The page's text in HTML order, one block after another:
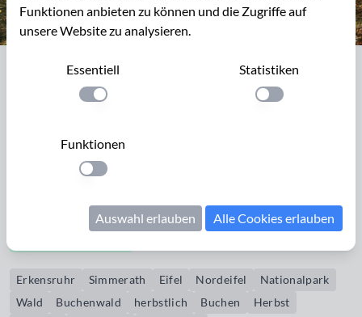
Herbstlicher Buchenwald bei
Erkensruhr
Hauptstraße tragen den Namen Erkensruhr. Der Ort ist
umgeben von Wäldern des Nationalparks Eifel.
Erkensruhr Simmerath Eifel Nordeifel
Nationalpark
Wald
Buchenwald herbstlich Buchen
Herbst
Funktionen anbieten zu können und die Zugriffe auf
unsere Website zu analysieren.
Essentiell
Einstellung anwenden
Statistiken
Einstellung
Funktionen
Einstellung anwenden
Auswahl erlauben Alle Cookies erlauben